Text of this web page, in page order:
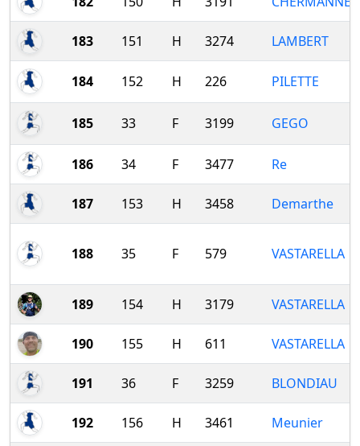
183 151 H 3274 LAMBERT
184 152 H 226 PILETTE
185 33 F 3199 GEGO
186 34 F 3477 Re
187 153 H 3458 Demarthe
188 35 F 579 VASTARELLA
189 154 H 3179 VASTARELLA
190 155 H 611 VASTARELLA
191 36 F 3259 BLONDIAU
192 156 H 3461 Meunier